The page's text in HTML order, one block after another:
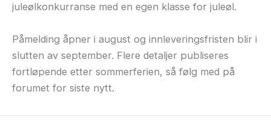
juleølkonkurranse med en egen klasse for juleøl.
Påmelding åpner i august og innleveringsfristen blir i
slutten av september. Flere detaljer publiseres
fortløpende etter sommerferien, så følg med på
forumet for siste nytt.